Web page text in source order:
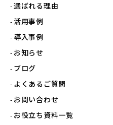
選ばれる理由
活用事例
導入事例
お知らせ
ブログ
よくあるご質問
お問い合わせ
お役立ち資料一覧